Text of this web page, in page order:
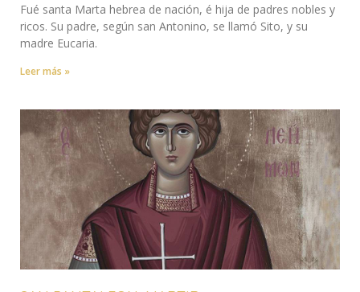
Fué santa Marta hebrea de nación, é hija de padres nobles y
ricos. Su padre, según san Antonino, se llamó Sito, y su
madre Eucaria.
Leer más »